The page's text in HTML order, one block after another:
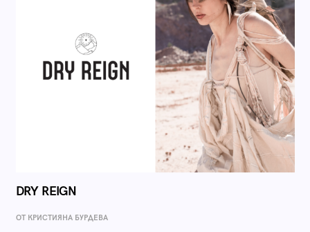
DRY REIGN
ОТ КРИСТИЯНА БУРДЕВА